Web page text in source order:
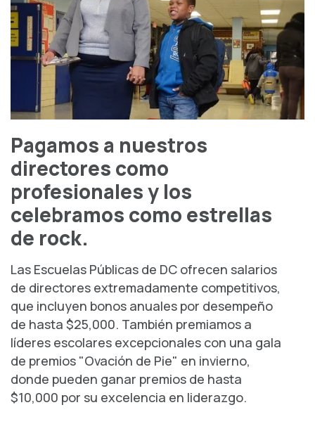
Pagamos a nuestros
directores como
profesionales y los
celebramos como estrellas
de rock.
Las Escuelas Públicas de DC ofrecen salarios
de directores extremadamente competitivos,
que incluyen bonos anuales por desempeño
de hasta $25,000. También premiamos a
líderes escolares excepcionales con una gala
de premios "Ovación de Pie" en invierno,
donde pueden ganar premios de hasta
$10,000 por su excelencia en liderazgo.